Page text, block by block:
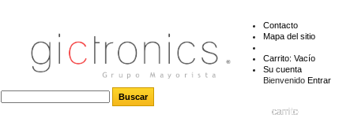
Contacto
Mapa del sitio
Carrito: Vacío
Su cuenta
Bienvenido Entrar
carrito